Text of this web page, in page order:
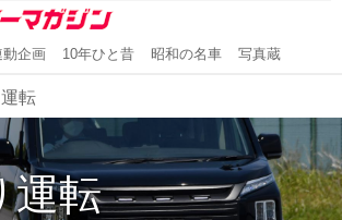
動企画 10年ひと昔 昭和の名車 写真蔵
転
運転